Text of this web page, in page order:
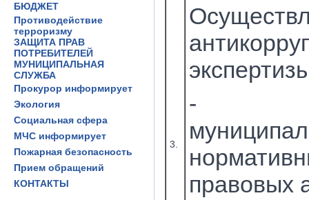
БЮДЖЕТ
Противодействие
терроризму
ЗАЩИТА ПРАВ
ПОТРЕБИТЕЛЕЙ
МУНИЦИПАЛЬНАЯ
СЛУЖБА
Прокурор информирует
Экология
Социальная сфера
МЧС информирует
Пожарная безопасность
Прием обращений
КОНТАКТЫ
3.
-
правовых